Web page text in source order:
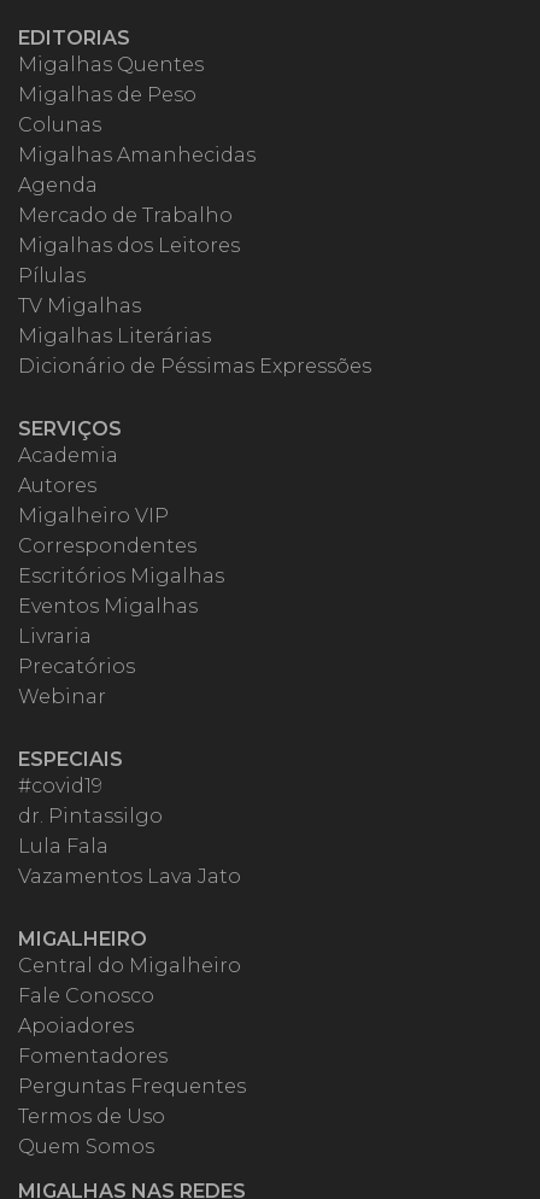
EDITORIAS
Migalhas Quentes
Migalhas de Peso
Colunas
Migalhas Amanhecidas
Agenda
Mercado de Trabalho
Migalhas dos Leitores
Pílulas
TV Migalhas
Migalhas Literárias
Dicionário de Péssimas Expressões
SERVIÇOS
Academia
Autores
Migalheiro VIP
Correspondentes
Escritórios Migalhas
Eventos Migalhas
Livraria
Precatórios
Webinar
ESPECIAIS
#covid19
dr. Pintassilgo
Lula Fala
Vazamentos Lava Jato
MIGALHEIRO
Central do Migalheiro
Fale Conosco
Apoiadores
Fomentadores
Perguntas Frequentes
Termos de Uso
Quem Somos
MIGALHAS NAS REDES